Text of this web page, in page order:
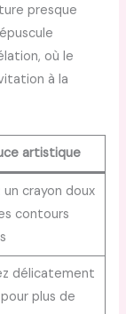
presque
où le
à la
artistique
un crayon doux
contours
délicatement
plus de